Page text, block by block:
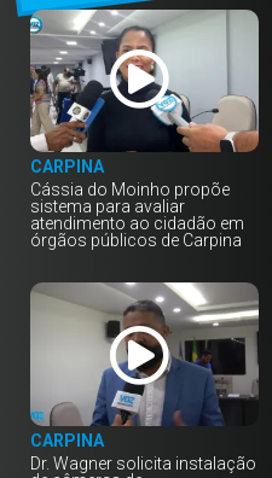
CARPINA
Cássia do Moinho propõe
sistema para avaliar
atendimento ao cidadão em
órgãos públicos de Carpina
CARPINA
Dr. Wagner solicita instalação